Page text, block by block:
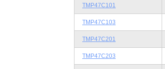
TMP47C101
TMP47C103
TMP47C201
TMP47C203